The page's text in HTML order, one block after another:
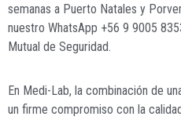
semanas a Puerto Natales y
nuestro WhatsApp +56 9 9005
Mutual de Seguridad.
En Medi-Lab, la combinación de
un firme compromiso con la